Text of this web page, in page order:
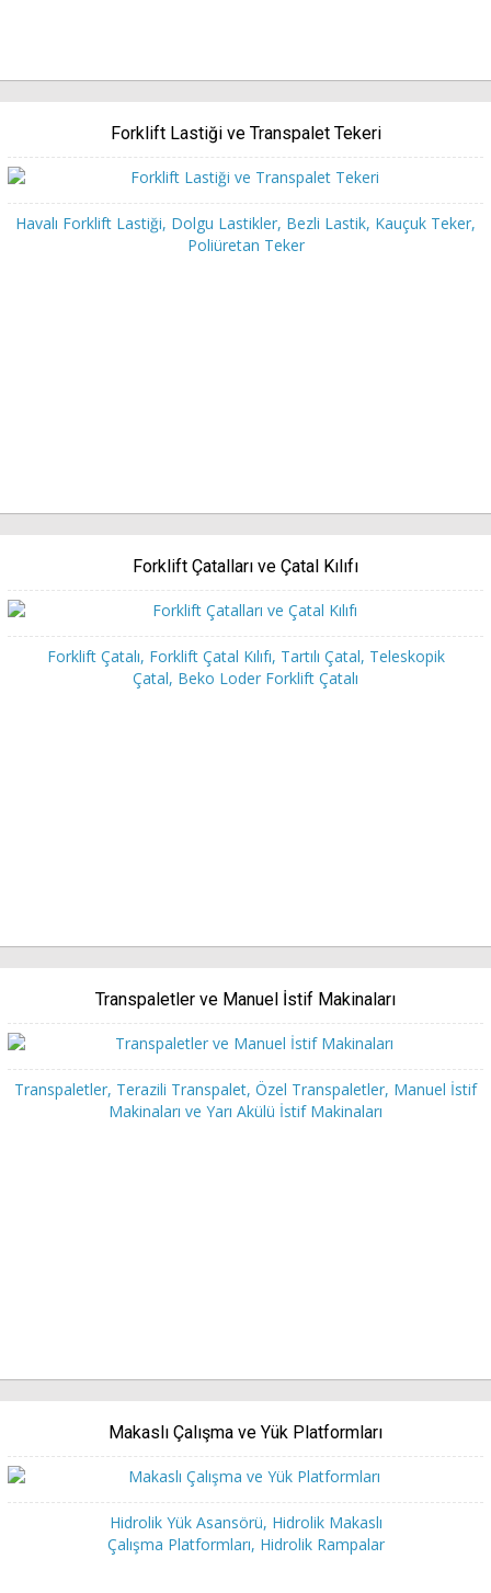
Forklift Lastiği ve Transpalet Tekeri
Havalı Forklift Lastiği, Dolgu Lastikler, Bezli Lastik, Kauçuk Teker,
Poliüretan Teker
Forklift Çatalları ve Çatal Kılıfı
Forklift Çatalı, Forklift Çatal Kılıfı, Tartılı Çatal, Teleskopik
Çatal, Beko Loder Forklift Çatalı
Transpaletler ve Manuel İstif Makinaları
Transpaletler, Terazili Transpalet, Özel Transpaletler, Manuel İstif
Makinaları ve Yarı Akülü İstif Makinaları
Makaslı Çalışma ve Yük Platformları
Hidrolik Yük Asansörü, Hidrolik Makaslı
Çalışma Platformları, Hidrolik Rampalar